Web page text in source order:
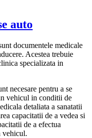
auto
documentele medicale
Acestea trebuie
specializata in
necesare pentru a se
vehicul in conditii de
detaliata a sanatatii
capacitatii de a vedea si
de a efectua
vehicul.